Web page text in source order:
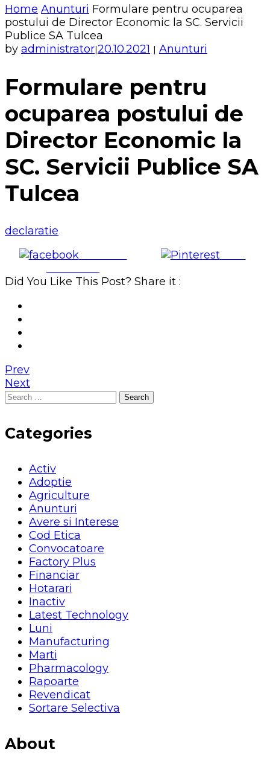
Home Anunturi Formulare pentru ocuparea
postului de Director Economic la SC. Servicii
Publice SA Tulcea
by administrator|20.10.2021 | Anunturi
Formulare pentru
ocuparea postului de
Director Economic la
SC. Servicii Publice SA
Tulcea
declaratie
Share on
Save
Did You Like This Post? Share it :
Prev
Next
Search
Categories
Activ
Adoptie
Agriculture
Anunturi
Avere si Interese
Cod Etica
Convocatoare
Factory Plus
Financiar
Hotarari
Inactiv
Latest Technology
Luni
Manufacturing
Marti
Pharmacology
Rapoarte
Revendicat
Sortare Selectiva
About